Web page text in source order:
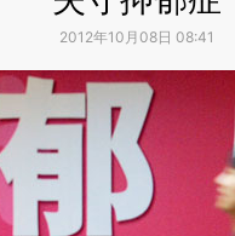
2012年10月08日 08:41